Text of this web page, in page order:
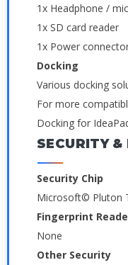
1x Headphone /
1x SD card reader
1x Power
Docking
Various docking
For more
Docking for
SECURITY &
Security Chip
Microsoft© Pluton
Fingerprint
None
Other Security